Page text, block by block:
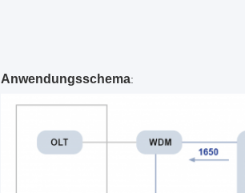
Anwendungsschema: